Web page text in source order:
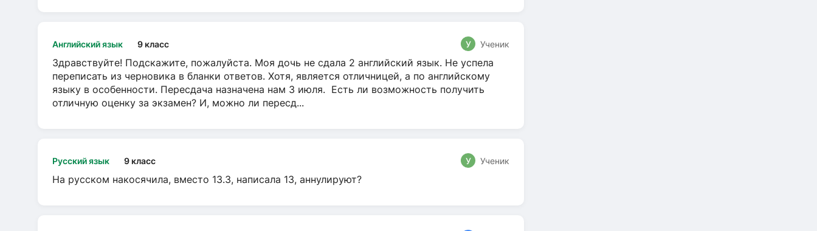
Английский язык 9 класс У Ученик
Здравствуйте! Подскажите, пожалуйста. Моя дочь не сдала 2 английский язык. Не успела
переписать из черновика в бланки ответов. Хотя, является отличницей, а по английскому
языку в особенности. Пересдача назначена нам 3 июля. Есть ли возможность получить
отличную оценку за экзамен? И, можно ли пересд...
Русский язык 9 класс У Ученик
На русском накосячила, вместо 13.3, написала 13, аннулируют?